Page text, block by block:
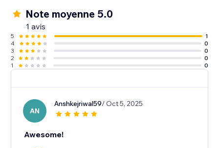
Note moyenne 5.0
1 avis
5
1
4
0
3
0
2
0
1
0
AN
Anshkejriwal59/ Oct 5, 2025
Awesome!